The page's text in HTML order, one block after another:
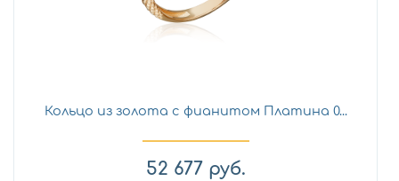
Кольцо из золота с фианитом Платина 0...
52 677 руб.